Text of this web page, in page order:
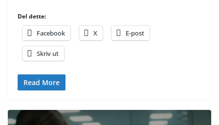
Del dette:
Facebook X E-post
Skriv ut
Read More